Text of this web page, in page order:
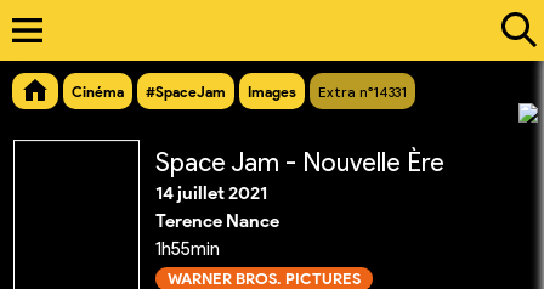
Cinéma #SpaceJam Images Extra n°14331
Space Jam - Nouvelle Ère
14 juillet 2021
Terence Nance
1h55min
WARNER BROS. PICTURES